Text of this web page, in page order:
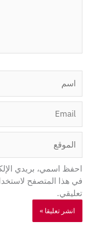
احفظ اسمي، بريدي
في هذا المتصفح
تعليقي.